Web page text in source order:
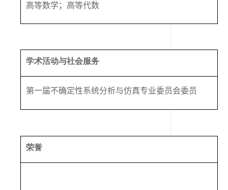
高等数学； 高等代数
学术活动与社会服务
第一届不确定性系统分析与仿真专业委员会委员
荣誉